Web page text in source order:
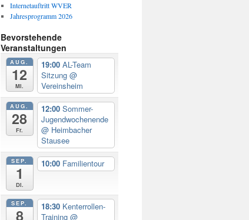
Internetauftritt WVER
Jahresprogramm 2026
Bevorstehende
Veranstaltungen
AUG.
12
Mi.
19:00 AL-Team
Sitzung @
Vereinsheim
AUG.
28
Fr.
12:00 Sommer-
Jugendwochenende
@ Heimbacher
Stausee
SEP.
1
Di.
10:00 Familientour
SEP.
8
18:30 Kenterrollen-
Training @